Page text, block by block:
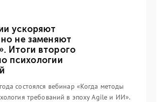
ускоряют
не заменяют
Итоги второго
психологии
состоялся вебинар «Когда методы
требований в эпоху Agile и ИИ».